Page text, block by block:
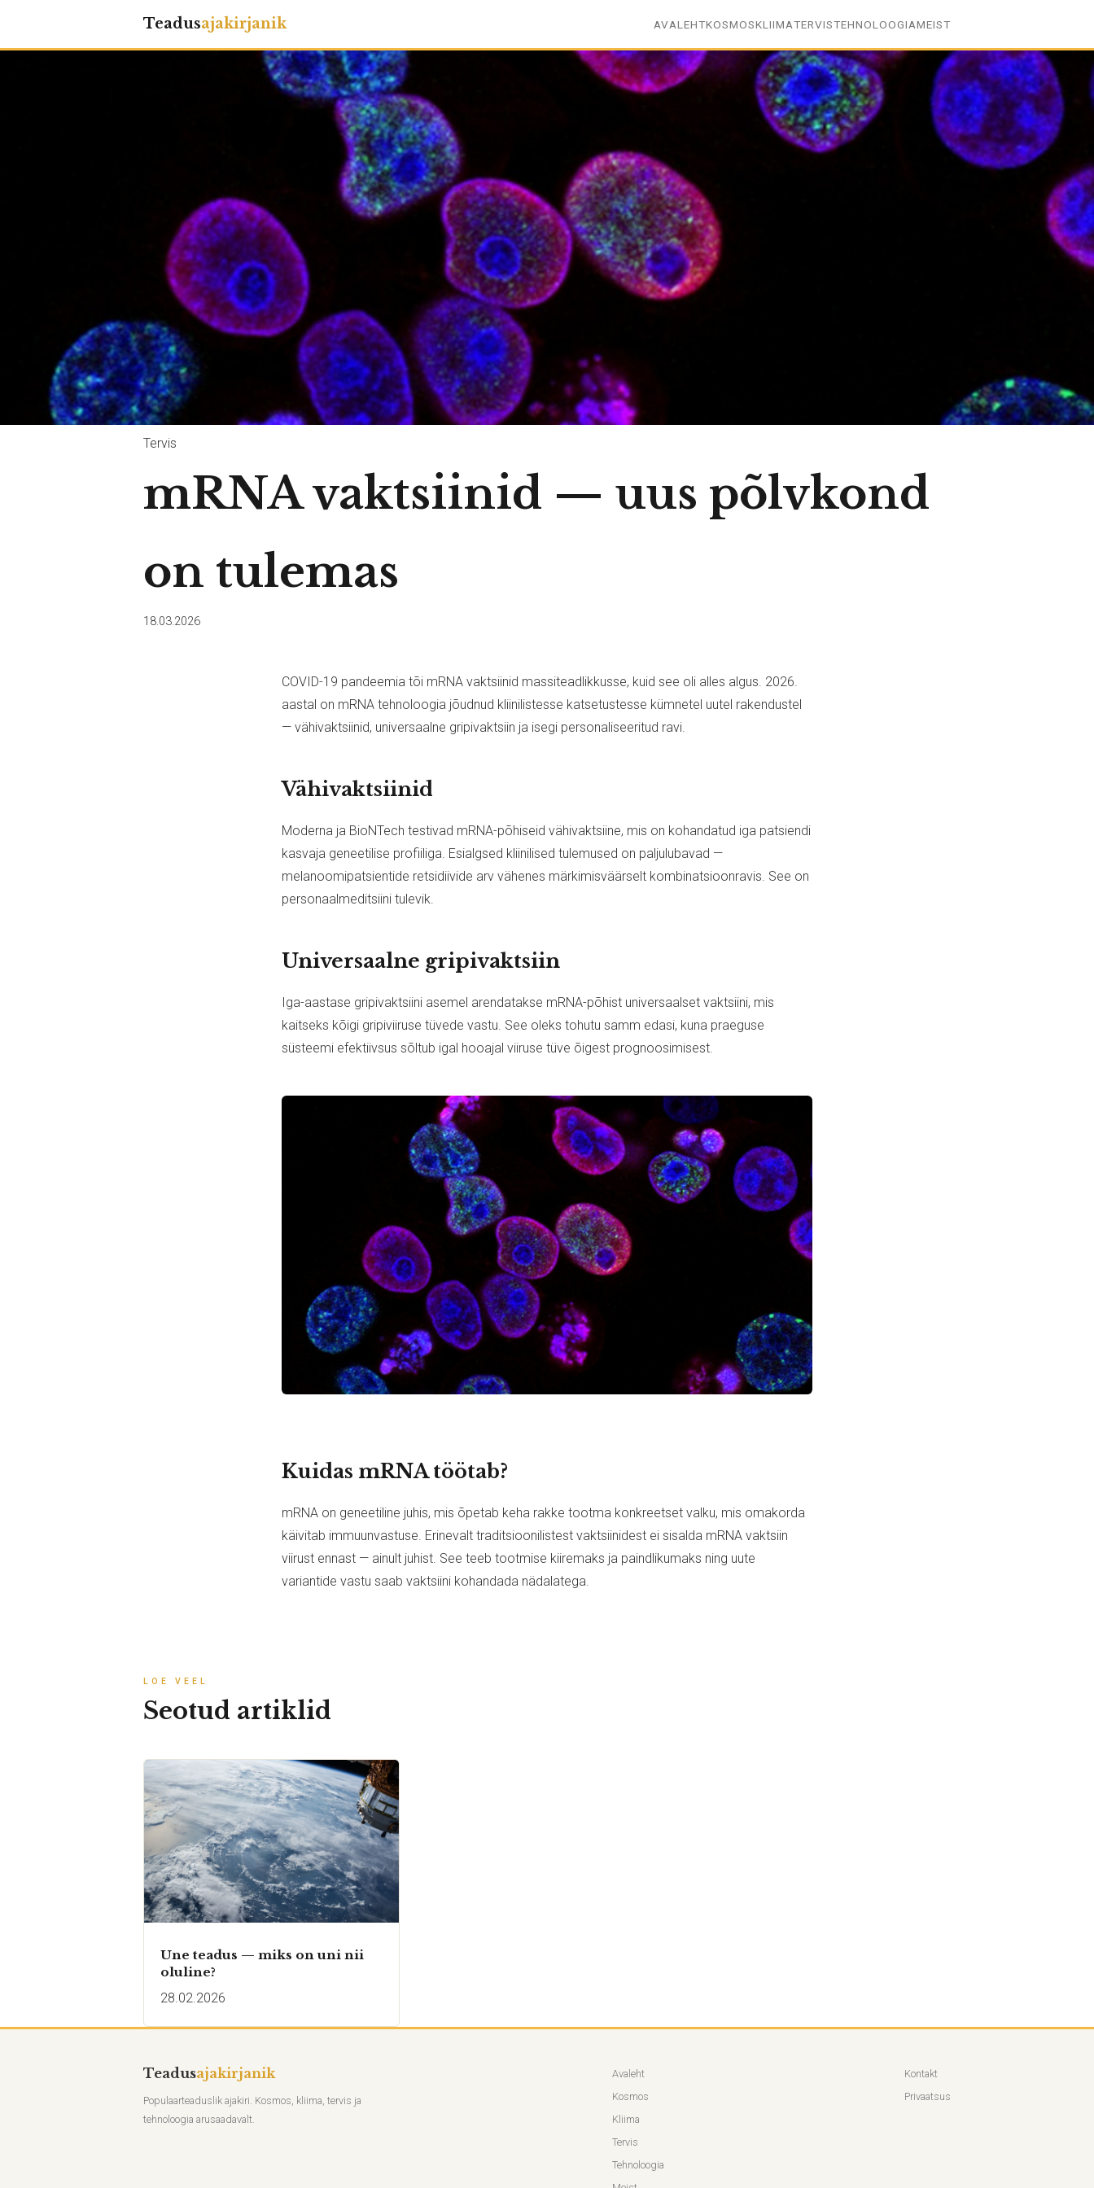
Teadusajakirjanik AVALEHTKOSMOSKLIIMATERVISTEHNOLOOGIAMEIST
Tervis
mRNA vaktsiinid — uus põlvkond
on tulemas
18.03.2026
COVID-19 pandeemia tõi mRNA vaktsiinid massiteadlikkusse, kuid see oli alles algus. 2026.
aastal on mRNA tehnoloogia jõudnud kliinilistesse katsetustesse kümnetel uutel rakendustel
— vähivaktsiinid, universaalne gripivaktsiin ja isegi personaliseeritud ravi.
Vähivaktsiinid
Moderna ja BioNTech testivad mRNA-põhiseid vähivaktsiine, mis on kohandatud iga patsiendi
kasvaja geneetilise profiiliga. Esialgsed kliinilised tulemused on paljulubavad —
melanoomipatsientide retsidiivide arv vähenes märkimisväärselt kombinatsioonravis. See on
personaalmeditsiini tulevik.
Universaalne gripivaktsiin
Iga-aastase gripivaktsiini asemel arendatakse mRNA-põhist universaalset vaktsiini, mis
kaitseks kõigi gripiviiruse tüvede vastu. See oleks tohutu samm edasi, kuna praeguse
süsteemi efektiivsus sõltub igal hooajal viiruse tüve õigest prognoosimisest.
Kuidas mRNA töötab?
mRNA on geneetiline juhis, mis õpetab keha rakke tootma konkreetset valku, mis omakorda
käivitab immuunvastuse. Erinevalt traditsioonilistest vaktsiinidest ei sisalda mRNA vaktsiin
viirust ennast — ainult juhist. See teeb tootmise kiiremaks ja paindlikumaks ning uute
variantide vastu saab vaktsiini kohandada nädalatega.
LOE VEEL
Seotud artiklid
Une teadus — miks on uni nii
oluline?
28.02.2026
Teadusajakirjanik
Populaarteaduslik ajakiri. Kosmos, kliima, tervis ja
tehnoloogia arusaadavalt.
Avaleht
Kosmos
Kliima
Tervis
Tehnoloogia
Kontakt
Privaatsus